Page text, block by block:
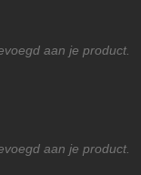
aan je product.
aan je product.